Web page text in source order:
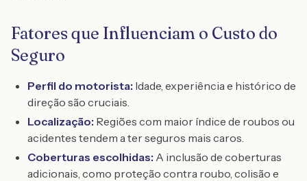
Fatores que Influenciam o Custo do
Seguro
Perfil do motorista: Idade, experiência e histórico de
direção são cruciais.
Localização: Regiões com maior índice de roubos ou
acidentes tendem a ter seguros mais caros.
Coberturas escolhidas: A inclusão de coberturas
adicionais, como proteção contra roubo, colisão e